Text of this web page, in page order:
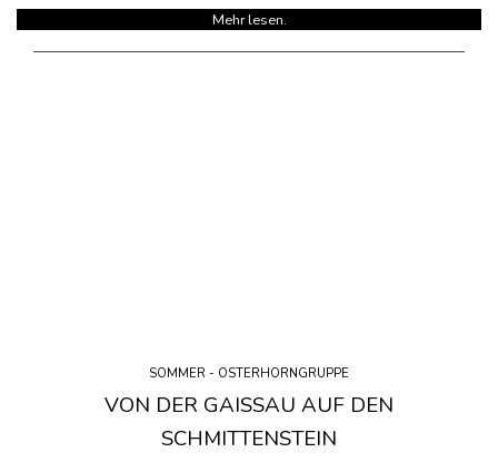
Mehr lesen.
SOMMER - OSTERHORNGRUPPE
VON DER GAISSAU AUF DEN
SCHMITTENSTEIN